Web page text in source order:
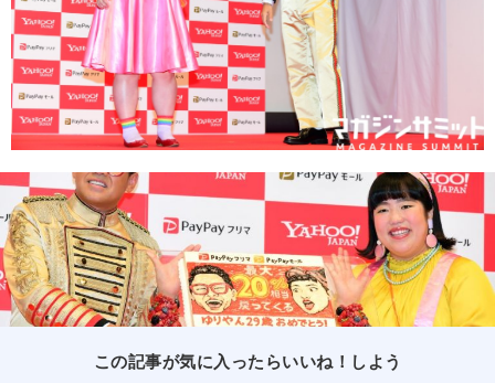
この記事が気に入ったらいいね！しよう